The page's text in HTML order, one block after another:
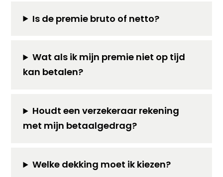
Is de premie bruto of netto?
Wat als ik mijn premie niet op tijd
kan betalen?
Houdt een verzekeraar rekening
met mijn betaalgedrag?
Welke dekking moet ik kiezen?